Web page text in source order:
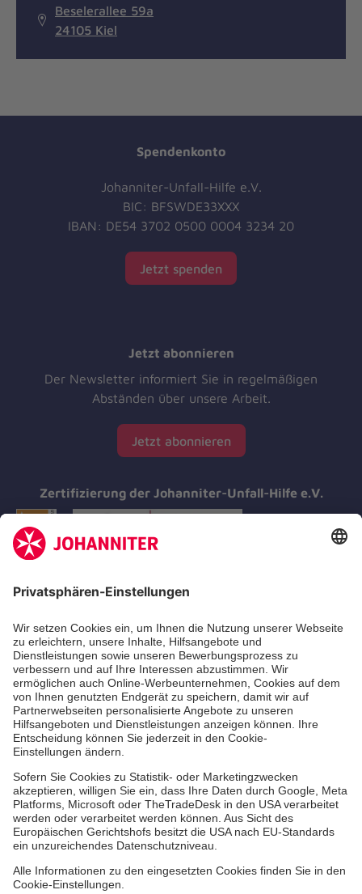
Beselerallee 59a
24105 Kiel
Spendenkonto
Johanniter-Unfall-Hilfe e.V.
BIC: BFSWDE33XXX
IBAN: DE54 3702 0500 0004 3234 20
Jetzt spenden
Jetzt abonnieren
Der Newsletter informiert Sie in regelmäßigen
Abständen über unsere Arbeit.
Jetzt abonnieren
Zertifizierung der Johanniter-Unfall-Hilfe e.V.
Aus- & Fortbildungen
Erste-Hilfe-Kurse
Jobs & Ehrenamt
Freiwilligendienst
Spendenprojekte
Johanniter-Jugend
Einrichtungen